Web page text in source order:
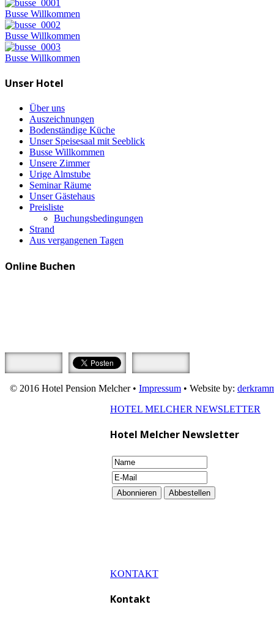
Busse Willkommen
Busse Willkommen
Busse Willkommen
Unser Hotel
Über uns
Auszeichnungen
Bodenständige Küche
Unser Speisesaal mit Seeblick
Busse Willkommen
Unsere Zimmer
Urige Almstube
Seminar Räume
Unser Gästehaus
Preisliste
Buchungsbedingungen
Strand
Aus vergangenen Tagen
Online Buchen
© 2016 Hotel Pension Melcher • Impressum • Website by:
HOTEL MELCHER NEWSLETTER
Hotel Melcher Newsletter
KONTAKT
Kontakt